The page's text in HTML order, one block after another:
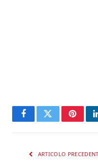
FacebookTwitter
ARTICOLO